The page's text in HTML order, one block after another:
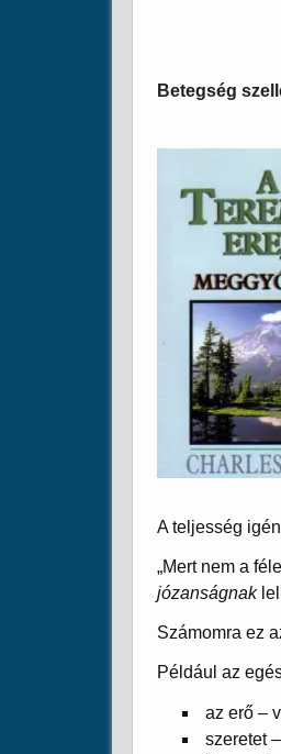
Betegség
A teljesség
„Mert nem a
józanságnak
Számomra ez
Például az
az erő –
szeretet